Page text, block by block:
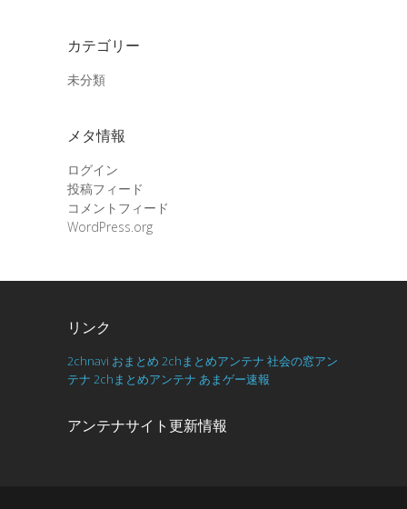
カテゴリー
未分類
メタ情報
ログイン
投稿フィード
コメントフィード
WordPress.org
リンク
2chnavi おまとめ 2chまとめアンテナ 社会の窓アン
テナ 2chまとめアンテナ あまゲー速報
アンテナサイト更新情報